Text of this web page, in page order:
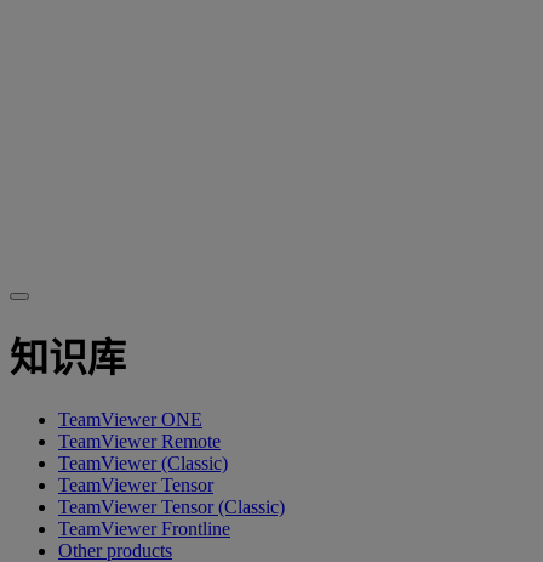
知识库
TeamViewer ONE
TeamViewer Remote
TeamViewer (Classic)
TeamViewer Tensor
TeamViewer Tensor (Classic)
TeamViewer Frontline
Other products